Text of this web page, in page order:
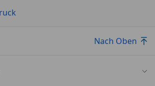
Aufmerksamkeits-Assistent
Nach Oben